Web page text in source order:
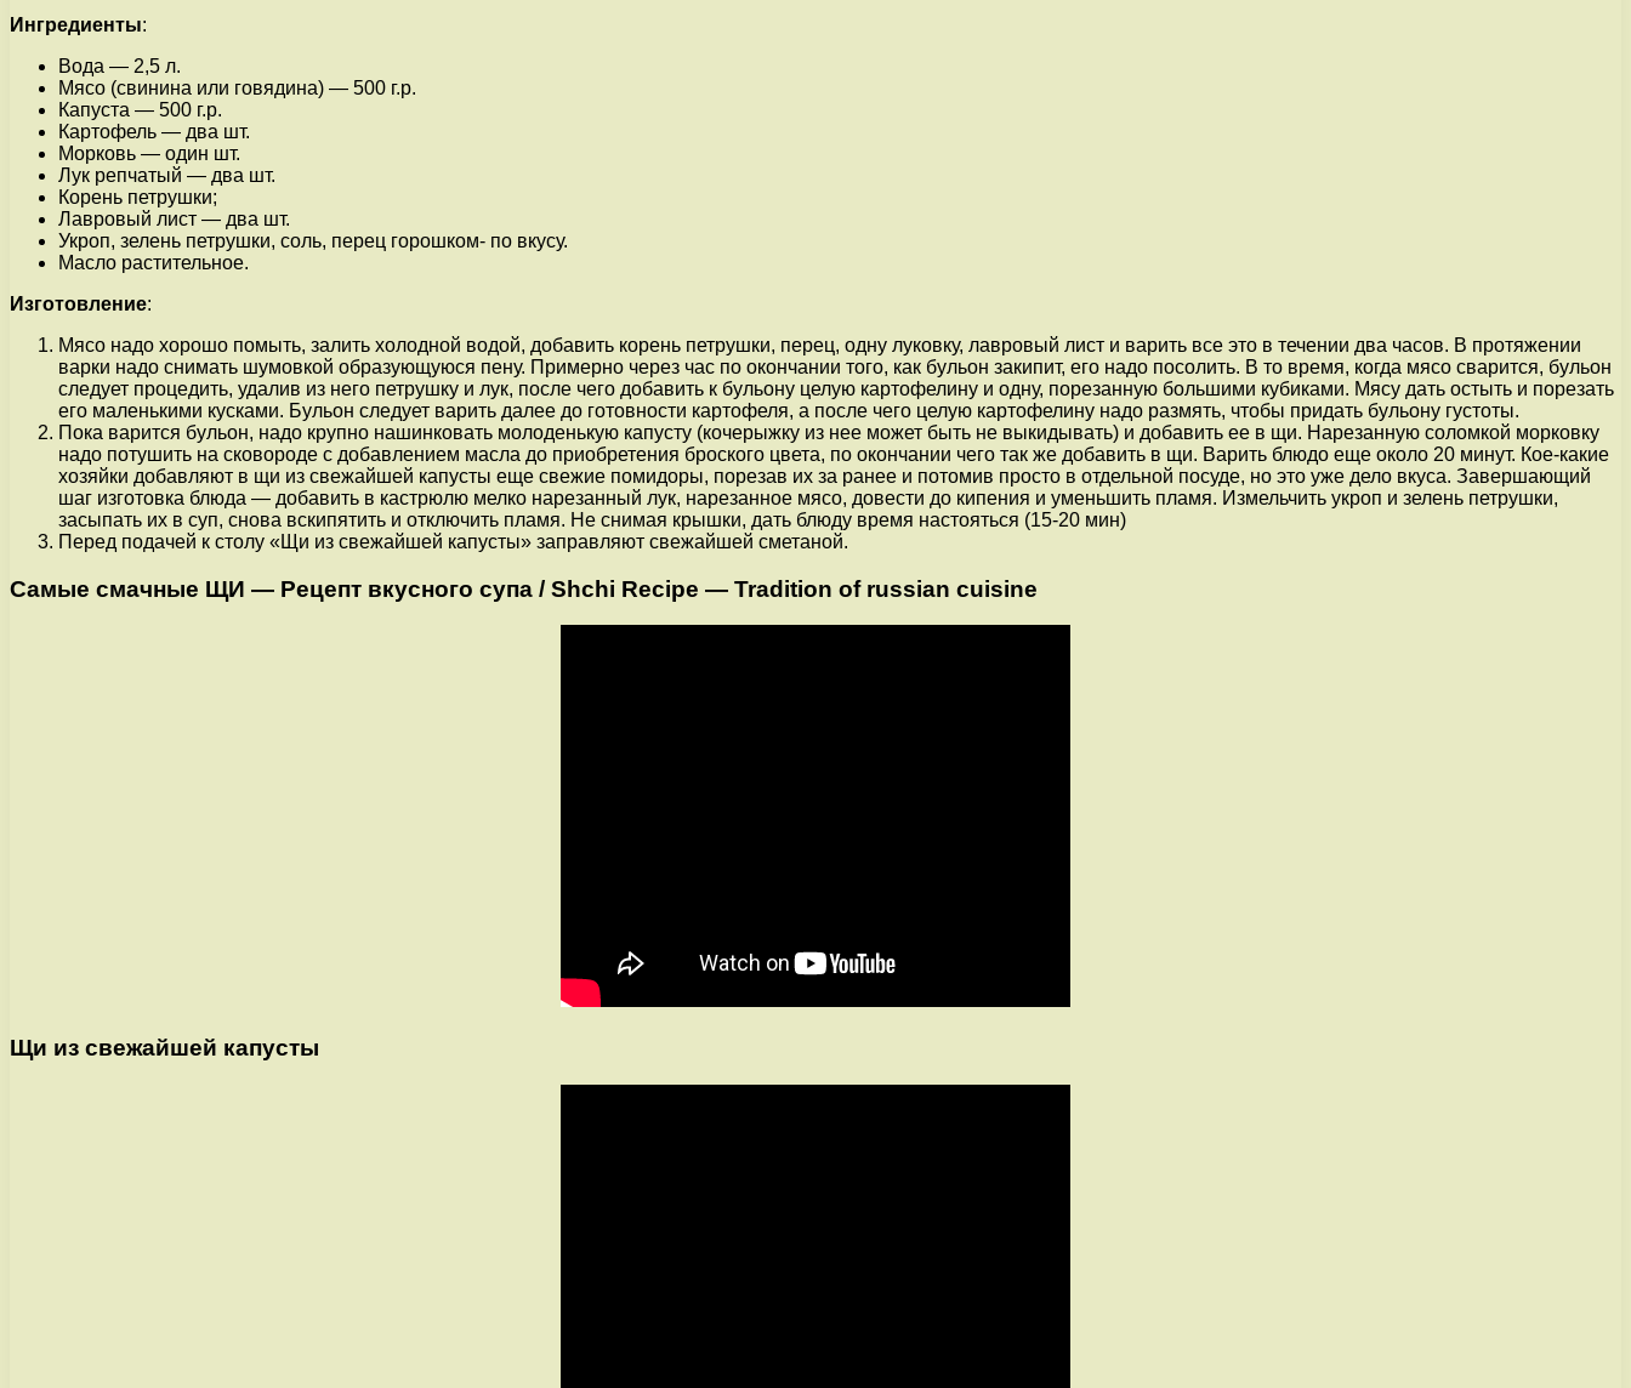
Ингредиенты:
Вода — 2,5 л.
Мясо (свинина или говядина) — 500 г.р.
Капуста — 500 г.р.
Картофель — два шт.
Морковь — один шт.
Лук репчатый — два шт.
Корень петрушки;
Лавровый лист — два шт.
Укроп, зелень петрушки, соль, перец горошком- по вкусу.
Масло растительное.
Изготовление:
Мясо надо хорошо помыть, залить холодной водой, добавить корень петрушки, перец, одну луковку, лавровый лист и варить все это в течении два часов. В протяжении
варки надо снимать шумовкой образующуюся пену. Примерно через час по окончании того, как бульон закипит, его надо посолить. В то время, когда мясо сварится, бульон
следует процедить, удалив из него петрушку и лук, после чего добавить к бульону целую картофелину и одну, порезанную большими кубиками. Мясу дать остыть и порезать
его маленькими кусками. Бульон следует варить далее до готовности картофеля, а после чего целую картофелину надо размять, чтобы придать бульону густоты.
Пока варится бульон, надо крупно нашинковать молоденькую капусту (кочерыжку из нее может быть не выкидывать) и добавить ее в щи. Нарезанную соломкой морковку
надо потушить на сковороде с добавлением масла до приобретения броского цвета, по окончании чего так же добавить в щи. Варить блюдо еще около 20 минут. Кое-какие
хозяйки добавляют в щи из свежайшей капусты еще свежие помидоры, порезав их за ранее и потомив просто в отдельной посуде, но это уже дело вкуса. Завершающий
шаг изготовка блюда — добавить в кастрюлю мелко нарезанный лук, нарезанное мясо, довести до кипения и уменьшить пламя. Измельчить укроп и зелень петрушки,
засыпать их в суп, снова вскипятить и отключить пламя. Не снимая крышки, дать блюду время настояться (15-20 мин)
Перед подачей к столу «Щи из свежайшей капусты» заправляют свежайшей сметаной.
Самые смачные ЩИ — Рецепт вкусного супа / Shchi Recipe — Tradition of russian cuisine
Щи из свежайшей капусты